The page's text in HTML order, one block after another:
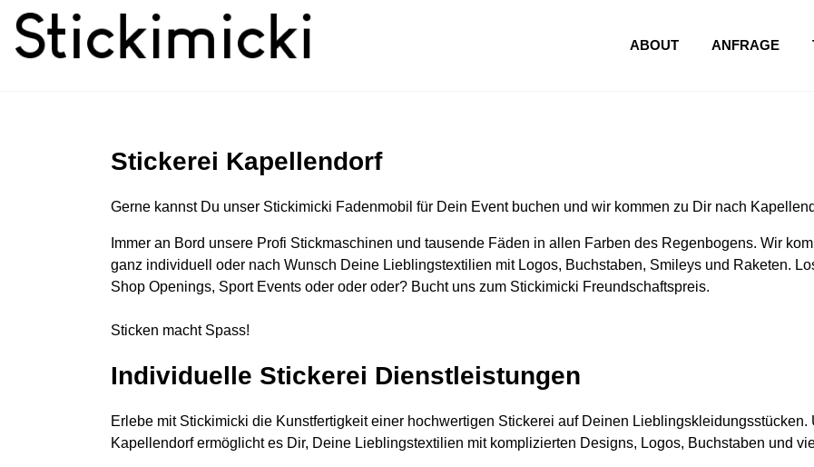
ABOUT ANFRAGE
Stickerei Kapellendorf
Gerne kannst Du unser Stickimicki Fadenmobil für Dein Event buchen und wir kommen zu Dir nach
Immer an Bord unsere Profi Stickmaschinen und tausende Fäden in allen Farben des Regenbogens. Wir
ganz individuell oder nach Wunsch Deine Lieblingstextilien mit Logos, Buchstaben, Smileys und Raketen.
Shop Openings, Sport Events oder oder oder? Bucht uns zum Stickimicki Freundschaftspreis.
Sticken macht Spass!
Individuelle Stickerei Dienstleistungen
Erlebe mit Stickimicki die Kunstfertigkeit einer hochwertigen Stickerei auf Deinen
Kapellendorf ermöglicht es Dir, Deine Lieblingstextilien mit komplizierten Designs, Logos, Buchstaben und